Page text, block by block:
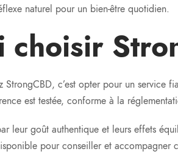
naturel pour un bien-être quotidien.
choisir
StrongCBD, c’est opter pour un service
est testée, conforme à la
leur goût authentique et leurs effets
pour conseiller et accompagner